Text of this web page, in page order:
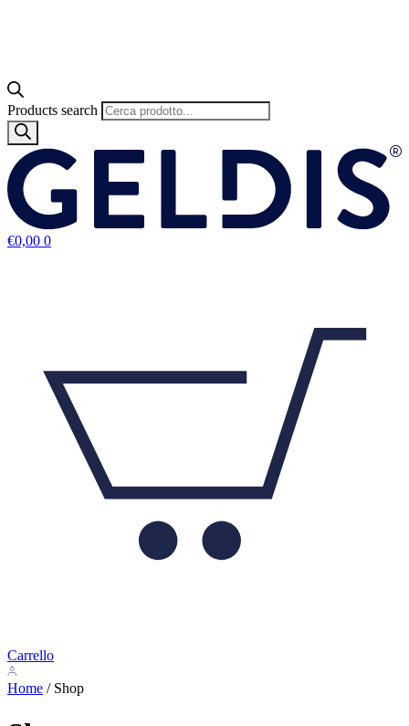
Products search
€0,00 0
Carrello
Home / Shop